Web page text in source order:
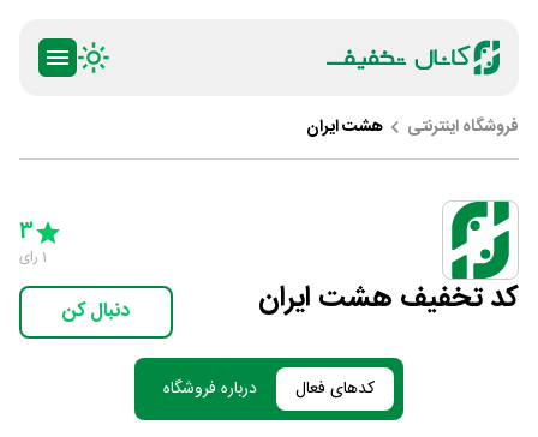
فروشگاه اینترنتی هشت ایران
کد تخفیف هشت ایران
5 Stars
3
1 رای
دنبال کن
کدهای فعال درباره فروشگاه